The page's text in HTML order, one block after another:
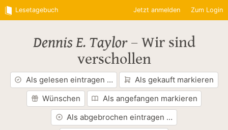
Lesetagebuch Jetzt anmelden Zum Login
Dennis E. Taylor– Wir sind
verschollen
Als gelesen eintragen …
Als gekauft markieren
Wünschen
Als angefangen markieren
Als abgebrochen eintragen …